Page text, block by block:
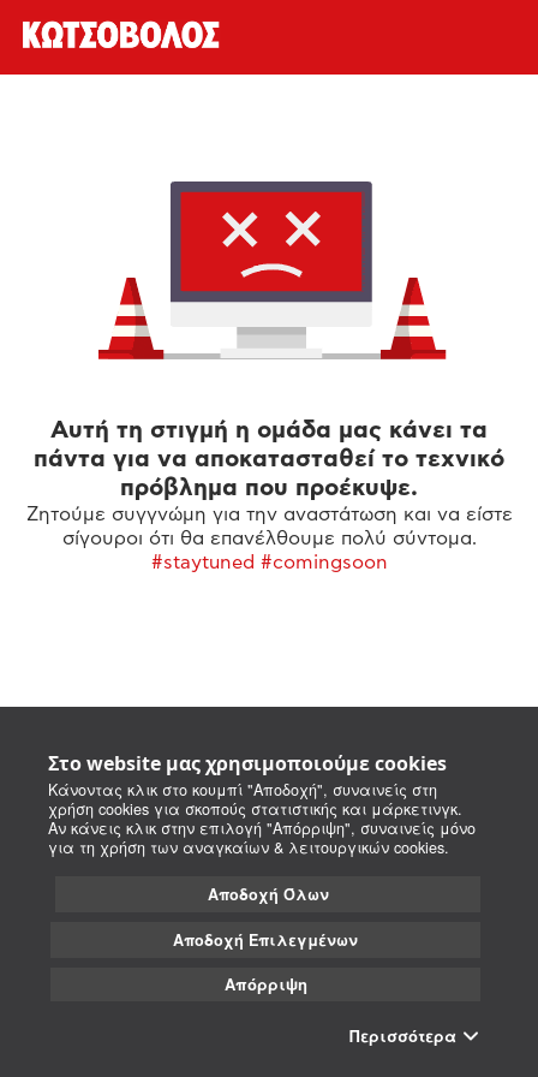
Στο website μας χρησιμοποιούμε cookies
Κάνοντας κλικ στο κουμπί "Αποδοχή", συναινείς στη
χρήση cookies για σκοπούς στατιστικής και μάρκετινγκ.
Αν κάνεις κλικ στην επιλογή "Απόρριψη", συναινείς μόνο
για τη χρήση των αναγκαίων & λειτουργικών cookies.
Αποδοχή Όλων
Αποδοχή Επιλεγμένων
Απόρριψη
Περισσότερα
Αυτή τη στιγμή η ομάδα μας κάνει τα
πάντα για να αποκατασταθεί το τεχνικό
πρόβλημα που προέκυψε.
Ζητούμε συγγνώμη για την αναστάτωση και να είστε
σίγουροι ότι θα επανέλθουμε πολύ σύντομα.
#staytuned #comingsoon